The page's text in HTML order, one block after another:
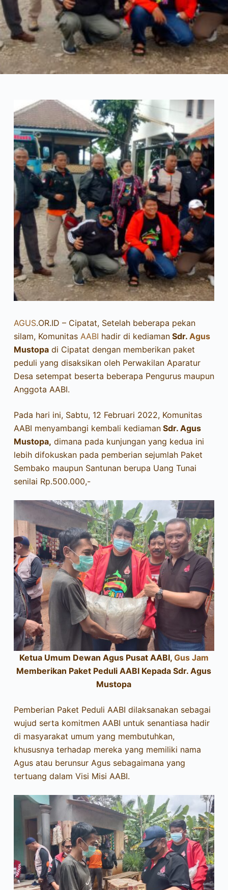
AGUS.OR.ID – Cipatat, Setelah beberapa pekan
silam, Komunitas AABI hadir di kediamanSdr. Agus
Mustopadi Cipatat dengan memberikan paket
peduli yang disaksikan oleh Perwakilan Aparatur
Desa setempat beserta beberapa Pengurus maupun
Anggota AABI.
Pada hari ini, Sabtu, 12 Februari 2022, Komunitas
AABI menyambangi kembali kediamanSdr. Agus
Mustopa, dimana pada kunjungan yang kedua ini
lebih difokuskan pada pemberian sejumlah Paket
Sembako maupun Santunan berupa Uang Tunai
senilai Rp.500.000,-
Ketua Umum Dewan Agus Pusat AABI, Gus Jam
Memberikan Paket Peduli AABI Kepada Sdr. Agus
Mustopa
Pemberian Paket Peduli AABI dilaksanakan sebagai
wujud serta komitmen AABI untuk senantiasa hadir
di masyarakat umum yang membutuhkan,
khususnya terhadap mereka yang memiliki nama
Agus atau berunsur Agus sebagaimana yang
tertuang dalam Visi Misi AABI.